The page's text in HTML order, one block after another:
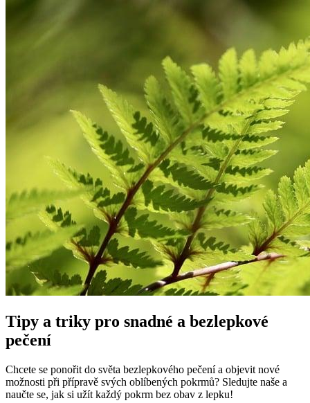
Tipy a triky pro snadné a bezlepkové
pečení
Chcete se ponořit do světa bezlepkového pečení a objevit nové
možnosti při přípravě svých oblíbených pokrmů? Sledujte naše a
naučte se, jak si užít každý pokrm bez obav z lepku!